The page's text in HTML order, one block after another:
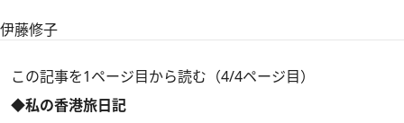
伊藤修子
この記事を1ページ目から読む（4/4ページ目）
◆私の香港旅日記